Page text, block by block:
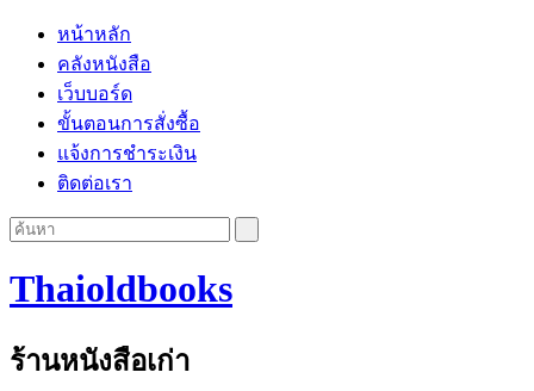
หน้าหลัก
คลังหนังสือ
เว็บบอร์ด
ขั้นตอนการสั่งซื้อ
แจ้งการชำระเงิน
ติดต่อเรา
Thaioldbooks
ร้านหนังสือเก่า